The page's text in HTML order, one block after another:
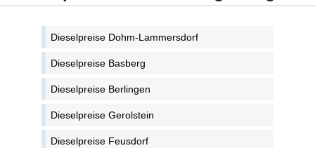
Dieselpreise Dohm-Lammersdorf
Dieselpreise Basberg
Dieselpreise Berlingen
Dieselpreise Gerolstein
Dieselpreise Feusdorf